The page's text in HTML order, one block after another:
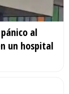
al
un hospital